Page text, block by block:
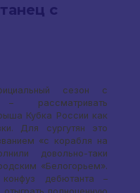
с
сезон с
– рассматривать
Кубка России как
Для сургутян это
«с корабля на
довольно-таки
«Белогорьем».
дебютанта –